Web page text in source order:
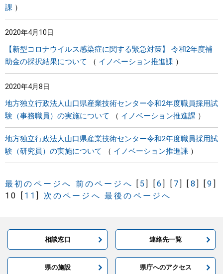
課
2020年4月10日
【新型コロナウイルス感染症に関する緊急対策】 令和2年度補
助金の採択結果について
イノベーション推進課
2020年4月8日
地方独立行政法人山口県産業技術センター令和2年度職員採用試
験（事務職員）の実施について
イノベーション推進課
地方独立行政法人山口県産業技術センター令和2年度職員採用試
験（研究員）の実施について
イノベーション推進課
最初のページへ 前のページへ [ 5] [6] [ 7] [ 8] [9 ]
10
[ 11] 次のページへ 最後のページへ
相談窓口 連絡先一覧
県の施設 県庁へのアクセス